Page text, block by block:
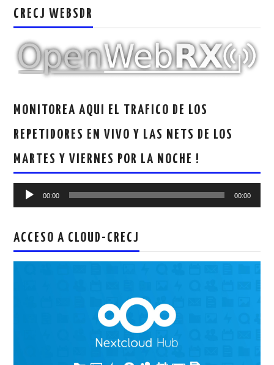
CRECJ WEBSDR
MONITOREA AQUI EL TRAFICO DE LOS
REPETIDORES EN VIVO Y LAS NETS DE LOS
MARTES Y VIERNES POR LA NOCHE !
Reproductor
00:00 00:00
ACCESO A CLOUD-CRECJ